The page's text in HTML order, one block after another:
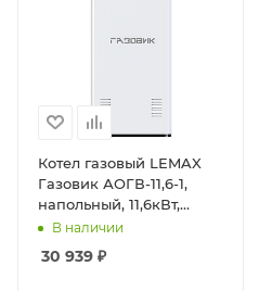
Котел газовый LEMAX
Газовик АОГВ-11,6-1,
напольный, 11,6кВт,
одноконтурный,
В наличии
30 939 ₽